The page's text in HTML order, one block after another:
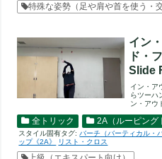
特殊な姿勢（足や肩や首を使う・
イン
ド・
Slide
イン・ア
らツーハ
ン・アウ
全トリック 2A（ルーピング
スタイル固有タグ:バーチ（バーティカル・
ップ《2A》
リスト・クロス